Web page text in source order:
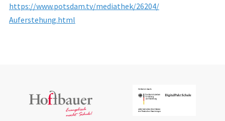
https://www.potsdam.tv/mediathek/26204/
Auferstehung.html